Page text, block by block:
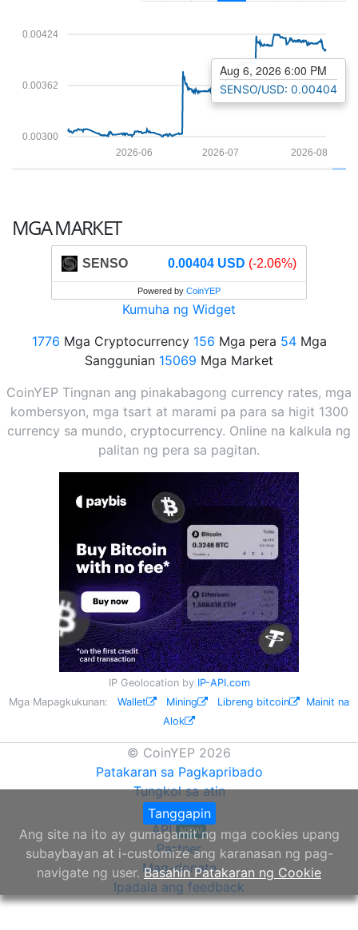
0.00300
0.00362
0.00424
2026-08
2026-07
2026-06
Aug 6, 2026 6:00 PM
SENSO/USD: 0.00404
MGA MARKET
SENSO 0.00404 USD (-2.06%)
Powered by CoinYEP
Kumuha ng Widget
1776 Mga Cryptocurrency 156 Mga pera 54Mga
Sanggunian 15069 Mga Market
CoinYEP Tingnan ang pinakabagong currency rates, mga
kombersyon, mga tsart at marami pa para sa higit 1300
currency sa mundo, cryptocurrency. Online na kalkula ng
palitan ng pera sa pagitan.
IP Geolocation by IP-API.com
Mga Mapagkukunan: Wallet Mining Libreng bitcoin
Mainit na
Alok
© CoinYEP 2026
Patakaran sa Pagkapribado
Tungkol sa atin
Widget
API NEW
Partner
Mag-donate
Ipadala ang feedback
Tanggapin
Ang site na ito ay gumagamit ng mga cookies upang
subaybayan at i-customize ang karanasan ng pag-
navigate ng user.Basahin Patakaran ng Cookie